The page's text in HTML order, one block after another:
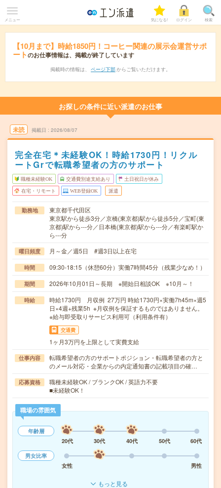
メニュー 気になる! ログイン 検索
【10月まで】時給1850円！コーヒー関連の展示会運営サポ
ートのお仕事情報は、掲載が終了しています
掲載時の情報は、 ページ下部 からご覧いただけます。
お探しの条件に近い派遣のお仕事
未読 掲載日 2026/08/07
完全在宅＊未経験OK！時給1730円！リクル
ートGrで転職希望者の方のサポート
職種未経験OK 交通費別途支給あり 土日祝日が休み
在宅・リモート WEB登録OK 派遣
勤務地
東京都千代田区
東京駅から徒歩3分／京橋(東京都)駅から徒歩5分／宝町(東
京都)駅から---分／日本橋(東京都)駅から---分／有楽町駅か
ら---分
曜日頻度 月～金／週5日 #週3日以上在宅
時間 09:30-18:15（休憩60分）実働7時間45分（残業少なめ！）
期間 2026年10月01日～長期 ※開始日相談OK ※10月～！
時給
時給1730円 月収例 27万円 時給1730円×実働7h45m×週5
日×4週+残業5h ※月収例を保証するものではありません。
※給与即受取りサービス利用可（利用条件有）
交通費
1ヶ月3万円を上限として実費支給
仕事内容
転職希望者の方のサポートポジション・転職希望者の方と
のメール対応・企業からの内定通知書の記載項目の確…
応募資格
職種未経験OK / ブランクOK / 英語力不要
■未経験OK！
職場の雰囲気
年齢層
20代
30代 40代 50代
60代
男女比率
女性
男性
もっと見る